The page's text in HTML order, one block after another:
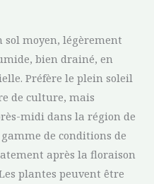
moyen, légèrement
bien drainé, en
Préfère le plein soleil
de culture, mais
midi dans la région de
de conditions de
après la floraison
plantes peuvent être